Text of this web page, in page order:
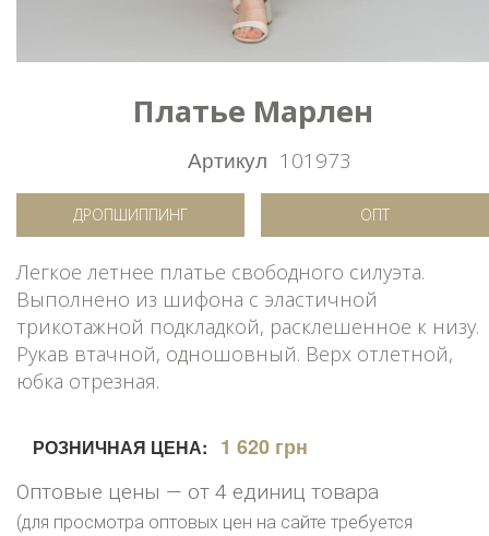
Платье Марлен
Артикул 101973
ДРОПШИППИНГ ОПТ
Легкое летнее платье свободного силуэта.
Выполнено из шифона с эластичной
трикотажной подкладкой, расклешенное к низу.
Рукав втачной, одношовный. Верх отлетной,
юбка отрезная.
РОЗНИЧНАЯ ЦЕНА: 1 620 грн
Оптовые цены — от 4 единиц товара
(для просмотра оптовых цен на сайте требуется